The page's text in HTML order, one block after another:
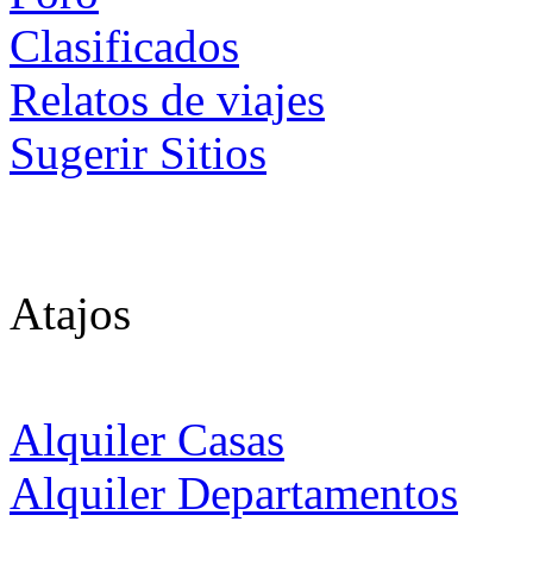
Clasificados
Relatos de viajes
Sugerir Sitios
Atajos
Alquiler Casas
Alquiler Departamentos